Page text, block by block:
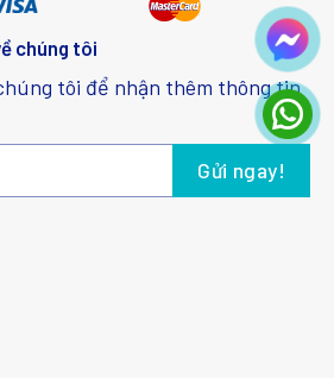
chúng tôi
tôi để nhận thêm thông tin